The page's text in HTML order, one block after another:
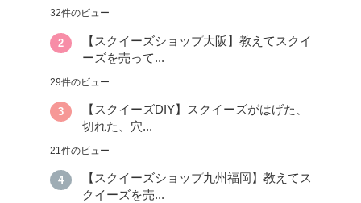
32件のビュー
【スクイーズショップ大阪】教えてスクイ
ーズを売って...
29件のビュー
【スクイーズDIY】スクイーズがはげた、
切れた、穴...
21件のビュー
【スクイーズショップ九州福岡】教えてス
クイーズを売...